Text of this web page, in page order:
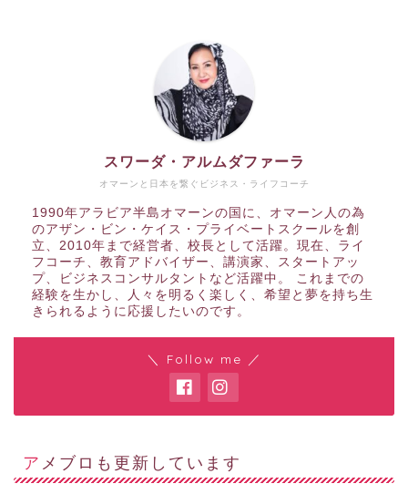
オマーンと日本を繋ぐビジネス・ライフコーチ
スワーダ・アルムダファーラ
1990年アラビア半島オマーンの国に、オマーン人の為
のアザン・ビン・ケイス・プライベートスクールを創
立、2010年まで経営者、校長として活躍。現在、ライ
フコーチ、教育アドバイザー、講演家、スタートアッ
プ、ビジネスコンサルタントなど活躍中。 これまでの
経験を生かし、人々を明るく楽しく、希望と夢を持ち生
きられるように応援したいのです。
＼ Follow me ／
アメブロも更新しています